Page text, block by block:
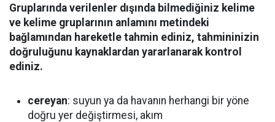
Gruplarında verilenler dışında bilmediğiniz kelime
ve kelime gruplarının anlamını metindeki
bağlamından hareketle tahmin ediniz, tahmininizin
doğruluğunu kaynaklardan yararlanarak kontrol
ediniz.
cereyan: suyun ya da havanın herhangi bir yöne
doğru yer değiştirmesi, akım